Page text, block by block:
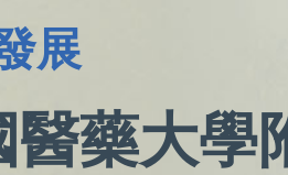
展
醫藥大學